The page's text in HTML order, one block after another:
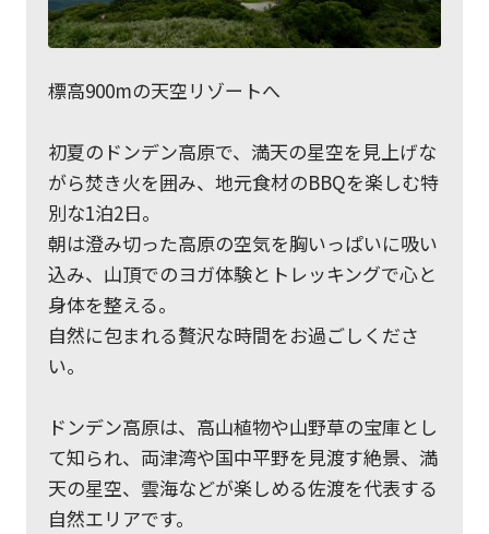
標高900mの天空リゾートへ
初夏のドンデン高原で、満天の星空を見上げな
がら焚き火を囲み、地元食材のBBQを楽しむ特
別な1泊2日。
朝は澄み切った高原の空気を胸いっぱいに吸い
込み、山頂でのヨガ体験とトレッキングで心と
身体を整える。
自然に包まれる贅沢な時間をお過ごしくださ
い。
ドンデン高原は、高山植物や山野草の宝庫とし
て知られ、両津湾や国中平野を見渡す絶景、満
天の星空、雲海などが楽しめる佐渡を代表する
自然エリアです。